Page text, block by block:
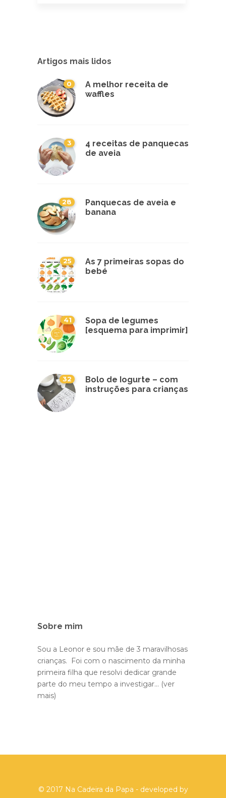
Artigos mais lidos
0
A melhor receita de
waffles
3
4 receitas de panquecas
de aveia
28
Panquecas de aveia e
banana
25
As 7 primeiras sopas do
bebé
41
Sopa de legumes
[esquema para imprimir]
32
Bolo de Iogurte – com
instruções para crianças
Sobre mim
Sou a Leonor e sou mãe de 3 maravilhosas
crianças. Foi com o nascimento da minha
primeira filha que resolvi dedicar grande
parte do meu tempo a investigar... (ver
mais)
© 2017 Na Cadeira da Papa - developed by